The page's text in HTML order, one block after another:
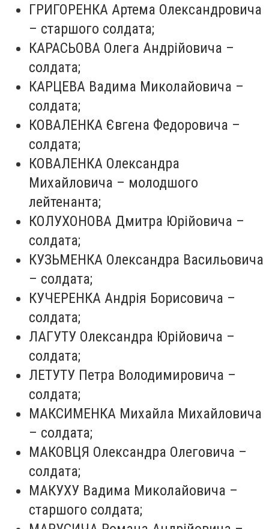
ГРИГОРЕНКА Артема Олександровича
– старшого солдата;
КАРАСЬОВА Олега Андрійовича –
солдата;
КАРЦЕВА Вадима Миколайовича –
солдата;
КОВАЛЕНКА Євгена Федоровича –
солдата;
КОВАЛЕНКА Олександра
Михайловича – молодшого
лейтенанта;
КОЛУХОНОВА Дмитра Юрійовича –
солдата;
КУЗЬМЕНКА Олександра Васильовича
– солдата;
КУЧЕРЕНКА Андрія Борисовича –
солдата;
ЛАГУТУ Олександра Юрійовича –
солдата;
ЛЕТУТУ Петра Володимировича –
солдата;
МАКСИМЕНКА Михайла Михайловича
– солдата;
МАКОВЦЯ Олександра Олеговича –
солдата;
МАКУХУ Вадима Миколайовича –
старшого солдата;